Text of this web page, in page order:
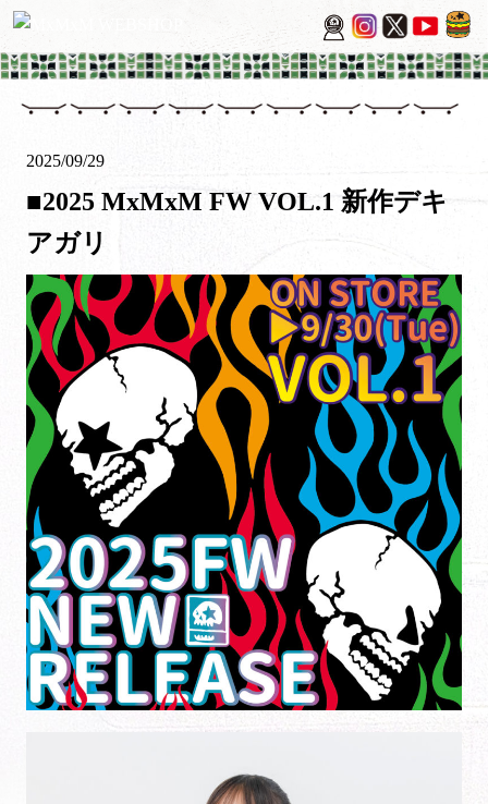
2025/09/29
■2025 MxMxM FW VOL.1 新作デキ
アガリ